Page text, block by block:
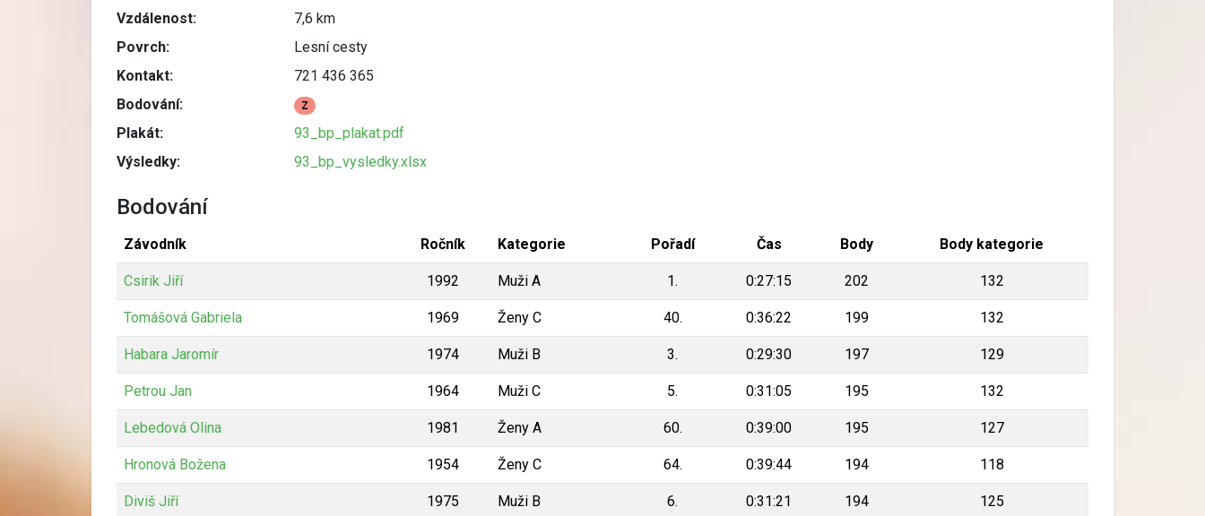
Vzdálenost:
7,6 km
Povrch:
Lesní cesty
Kontakt:
721 436 365
Bodování:
Z
Plakát:
93_bp_plakat.pdf
Výsledky:
93_bp_vysledky.xlsx
Bodování
Závodník Ročník Kategorie Pořadí Čas Body Body kategorie
Csirik Jiří 1992 Muži A 1. 0:27:15 202 132
Tomášová Gabriela 1969 Ženy C 40. 0:36:22 199 132
Habara Jaromír 1974 Muži B 3. 0:29:30 197 129
Petrou Jan 1964 Muži C 5. 0:31:05 195 132
Lebedová Olina 1981 Ženy A 60. 0:39:00 195 127
Hronová Božena 1954 Ženy C 64. 0:39:44 194 118
Diviš Jiří 1975 Muži B 6. 0:31:21 194 125